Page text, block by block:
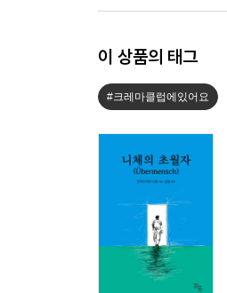
이 상품의 태그
#크레마클럽에있어요